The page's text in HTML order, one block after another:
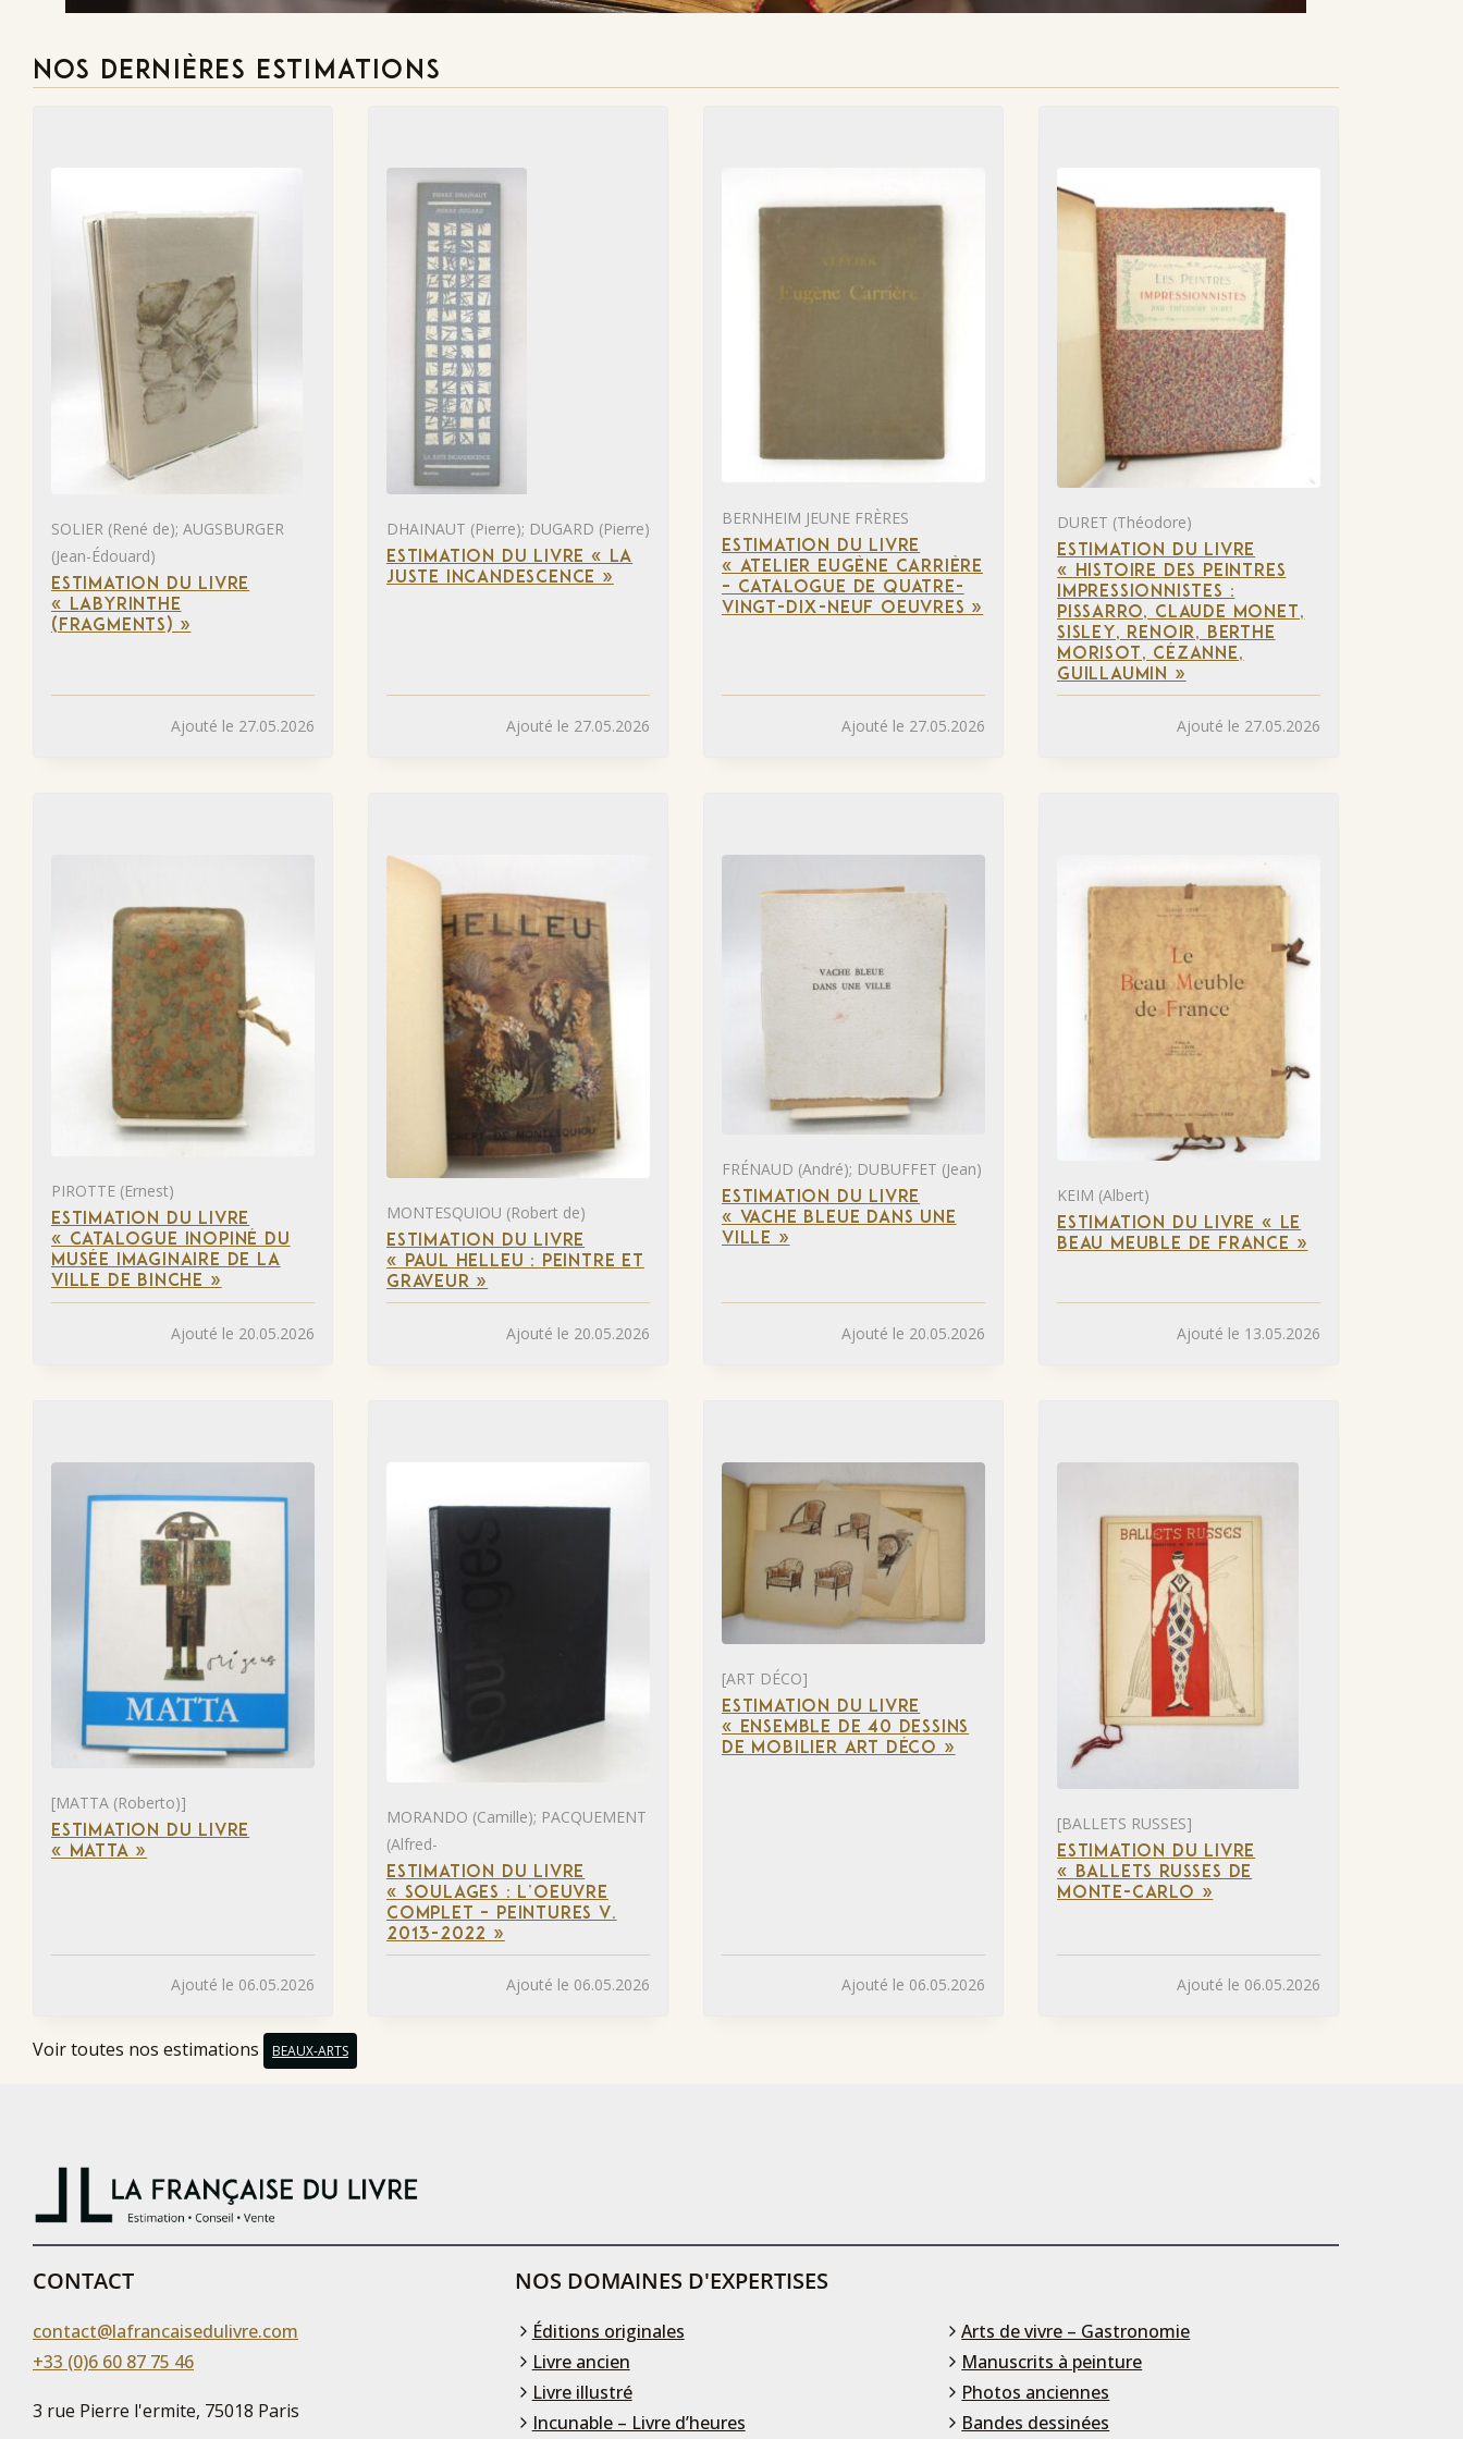
NOS DERNIÈRES ESTIMATIONS
SOLIER (René de); AUGSBURGER
(Jean-Édouard)
ESTIMATION DU LIVRE
« LABYRINTHE
(FRAGMENTS) »
Ajouté le 27.05.2026
DHAINAUT (Pierre); DUGARD (Pierre)
ESTIMATION DU LIVRE « LA
JUSTE INCANDESCENCE »
Ajouté le 27.05.2026
BERNHEIM JEUNE FRÈRES
ESTIMATION DU LIVRE
« ATELIER EUGÈNE CARRIÈRE
– CATALOGUE DE QUATRE-
VINGT-DIX-NEUF OEUVRES »
Ajouté le 27.05.2026
DURET (Théodore)
ESTIMATION DU LIVRE
« HISTOIRE DES PEINTRES
IMPRESSIONNISTES :
PISSARRO, CLAUDE MONET,
SISLEY, RENOIR, BERTHE
MORISOT, CÉZANNE,
GUILLAUMIN »
Ajouté le 27.05.2026
PIROTTE (Ernest)
ESTIMATION DU LIVRE
« CATALOGUE INOPINÉ DU
MUSÉE IMAGINAIRE DE LA
VILLE DE BINCHE »
Ajouté le 20.05.2026
MONTESQUIOU (Robert de)
ESTIMATION DU LIVRE
« PAUL HELLEU : PEINTRE ET
GRAVEUR »
Ajouté le 20.05.2026
FRÉNAUD (André); DUBUFFET (Jean)
ESTIMATION DU LIVRE
« VACHE BLEUE DANS UNE
VILLE »
Ajouté le 20.05.2026
KEIM (Albert)
ESTIMATION DU LIVRE « LE
BEAU MEUBLE DE FRANCE »
Ajouté le 13.05.2026
[MATTA (Roberto)]
ESTIMATION DU LIVRE
« MATTA »
Ajouté le 06.05.2026
MORANDO (Camille); PACQUEMENT
(Alfred-
ESTIMATION DU LIVRE
« SOULAGES : L’OEUVRE
COMPLET – PEINTURES V.
2013-2022 »
Ajouté le 06.05.2026
[ART DÉCO]
ESTIMATION DU LIVRE
« ENSEMBLE DE 40 DESSINS
DE MOBILIER ART DÉCO »
Ajouté le 06.05.2026
[BALLETS RUSSES]
ESTIMATION DU LIVRE
« BALLETS RUSSES DE
MONTE-CARLO »
Ajouté le 06.05.2026
Voir toutes nos estimations BEAUX-ARTS
CONTACT
contact@lafrancaisedulivre.com
+33 (0)6 60 87 75 46
3 rue Pierre l'ermite, 75018 Paris
NOS DOMAINES D'EXPERTISES
Éditions originales
Livre ancien
Livre illustré
Incunable – Livre d’heures
Arts de vivre – Gastronomie
Manuscrits à peinture
Photos anciennes
Bandes dessinées